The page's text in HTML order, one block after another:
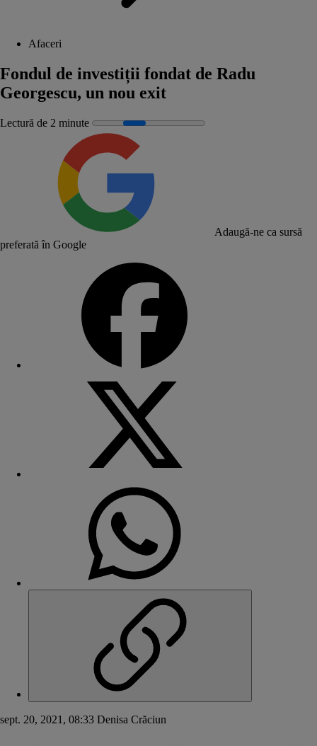
Afaceri
Fondul de investiții fondat de Radu
Georgescu, un nou exit
Lectură de 2 minute
Adaugă-ne ca sursă
preferată în Google
sept. 20, 2021, 08:33 Denisa Crăciun